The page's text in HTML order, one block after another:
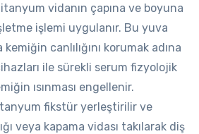
vidanın çapına ve boyuna
işlemi uygulanır. Bu yuva
canlılığını korumak adına
ile sürekli serum fizyolojik
ısınması engellenir.
fikstür yerleştirilir ve
veya kapama vidası takılarak diş